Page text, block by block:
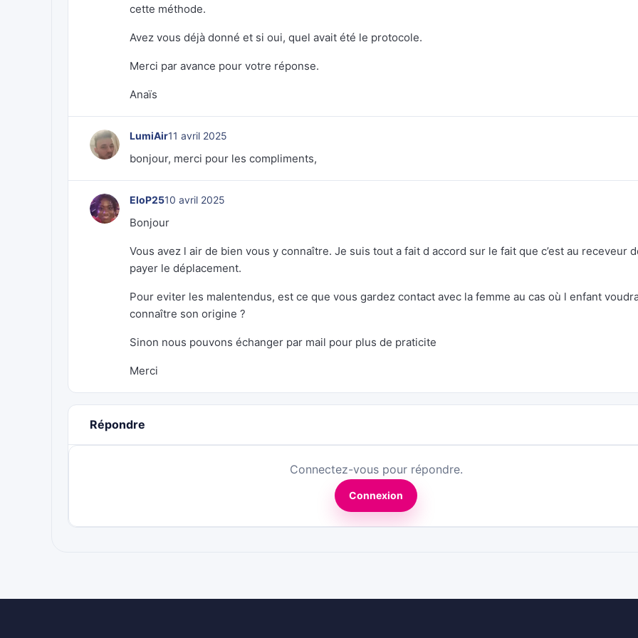
cette méthode.
Avez vous déjà donné et si oui, quel avait été le protocole.
Merci par avance pour votre réponse.
Anaïs
LumiAir11 avril 2025
bonjour, merci pour les compliments,
EloP2510 avril 2025
Bonjour
Vous avez l air de bien vous y connaître. Je suis tout a fait d accord sur le fait que c’est au receveur
payer le déplacement.
Pour eviter les malentendus, est ce que vous gardez contact avec la femme au cas où l enfant
connaître son origine ?
Sinon nous pouvons échanger par mail pour plus de praticite
Merci
Répondre
Connectez-vous pour répondre.
Connexion